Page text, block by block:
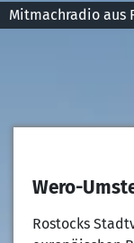
Mitmachradio aus
Wero-
Rostocks